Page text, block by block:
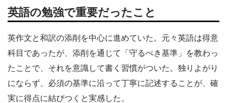
英語の勉強で重要だったこと
英作文と和訳の添削を中心に進めていた。元々英語は得意
科目であったが、添削を通じて「守るべき基準」を教わっ
たことで、それを意識して書く習慣がついた。独りよがり
にならず、必須の基準に沿って丁寧に記述することが、確
実に得点に結びつくと実感した。